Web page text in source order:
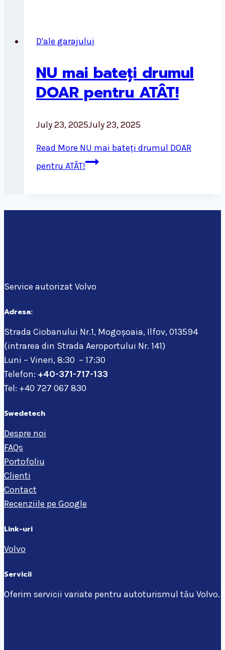
D'ale garajului
NU mai bateți drumul
DOAR pentru ATÂT!
July 23, 2025July 23, 2025
Read More NU mai bateți drumul DOAR
pentru ATÂT!
Service autorizat Volvo
Adresa:
Strada Ciobanului Nr.1, Mogoșoaia, Ilfov, 013594
(intrarea din Strada Aeroportului Nr. 141)
Luni – Vineri, 8:30 – 17:30
Telefon: +40-371-717-133
Tel: +40 727 067 830
Swedetech
Despre noi
FAQs
Portofoliu
Clienti
Contact
Recenziile pe Google
Link-uri
Volvo
Servicii
Oferim servicii variate pentru autoturismul tău Volvo.